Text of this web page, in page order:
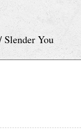
Slender You